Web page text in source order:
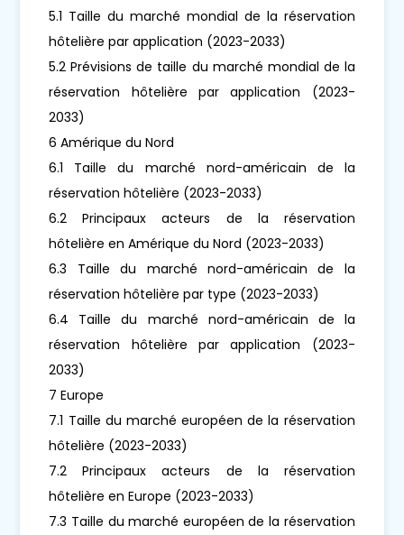
5.1 Taille du marché mondial de la réservation
hôtelière par application (2023-2033)
5.2 Prévisions de taille du marché mondial de la
réservation hôtelière par application (2023-
2033)
6 Amérique du Nord
6.1 Taille du marché nord-américain de la
réservation hôtelière (2023-2033)
6.2 Principaux acteurs de la réservation
hôtelière en Amérique du Nord (2023-2033)
6.3 Taille du marché nord-américain de la
réservation hôtelière par type (2023-2033)
6.4 Taille du marché nord-américain de la
réservation hôtelière par application (2023-
2033)
7 Europe
7.1 Taille du marché européen de la réservation
hôtelière (2023-2033)
7.2 Principaux acteurs de la réservation
hôtelière en Europe (2023-2033)
7.3 Taille du marché européen de la réservation